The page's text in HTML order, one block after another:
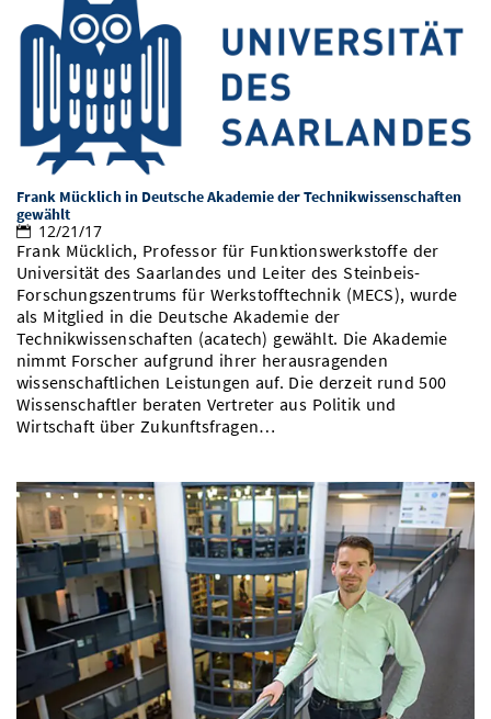
Frank Mücklich in Deutsche Akademie der Technikwissenschaften
gewählt
12/21/17
Frank Mücklich, Professor für Funktionswerkstoffe der
Universität des Saarlandes und Leiter des Steinbeis-
Forschungszentrums für Werkstofftechnik (MECS), wurde
als Mitglied in die Deutsche Akademie der
Technikwissenschaften (acatech) gewählt. Die Akademie
nimmt Forscher aufgrund ihrer herausragenden
wissenschaftlichen Leistungen auf. Die derzeit rund 500
Wissenschaftler beraten Vertreter aus Politik und
Wirtschaft über Zukunftsfragen…